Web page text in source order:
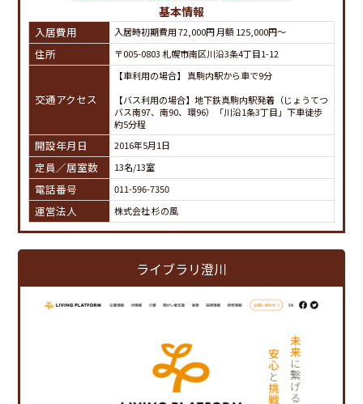
基本情報
入居費用 入居時初期費用 72,000円 月額 125,000円～
住所 〒005-0803 札幌市南区川沿3条4丁目1-12
交通アクセス
【車利用の場合】 真駒内駅から車で9分
【バス利用の場合】地下鉄真駒内駅発着（じょうてつ
バス南97、南90、環96）「川沿1条3丁目」下車徒歩
約5分程
開設年月日 2016年5月1日
定員／居室数 13名/13室
電話番号 011-596-7350
運営法人 株式会社 杉の風
ライブラリ澄川